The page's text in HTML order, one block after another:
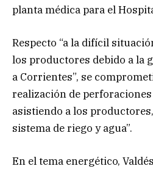
planta médica para el
Respecto “a la difícil
los productores debido a la
a Corrientes”, se
realización de
asistiendo a los
sistema de riego y agua”.
En el tema energético,